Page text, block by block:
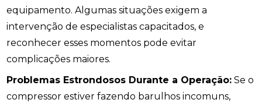
equipamento. Algumas situações exigem a
intervenção de especialistas capacitados, e
reconhecer esses momentos pode evitar
complicações maiores.
Problemas Estrondosos Durante a Operação: Se o
compressor estiver fazendo barulhos incomuns,